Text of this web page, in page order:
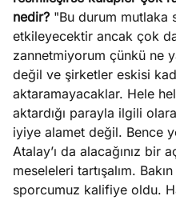
nedir? "Bu durum mutlaka
etkileyecektir ancak çok
zannetmiyorum çünkü ne
değil ve şirketler eskisi
aktaramayacaklar. Hele
aktardığı parayla ilgili
iyiye alamet değil. Bence
Atalay’ı da alacağınız bir
meseleleri tartışalım.
sporcumuz kalifiye oldu.